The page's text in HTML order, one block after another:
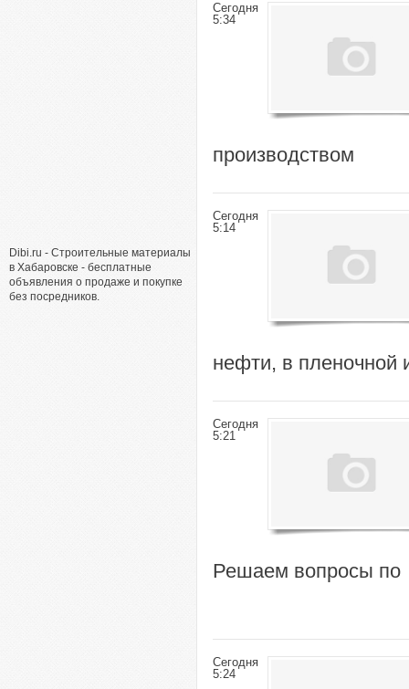
Dibi.ru - Строительные материалы
в Хабаровске - бесплатные
объявления о продаже и покупке
без посредников.
Сегодня
5:34
производством
Сегодня
5:14
нефти, в пленочной
Сегодня
5:21
Решаем вопросы по
Сегодня
5:24